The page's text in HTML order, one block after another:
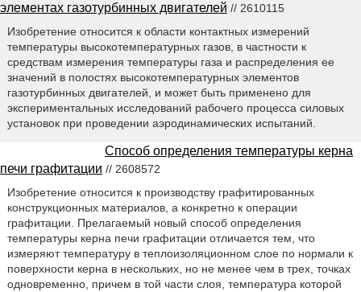
элементах газотурбинных двигателей // 2610115
Изобретение относится к области контактных измерений
температуры высокотемпературных газов, в частности к
средствам измерения температуры газа и распределения ее
значений в полостях высокотемпературных элементов
газотурбинных двигателей, и может быть применено для
экспериментальных исследований рабочего процесса силовых
установок при проведении аэродинамических испытаний.
Способ определения температуры керна
печи графитации // 2608572
Изобретение относится к производству графитированных
конструкционных материалов, а конкретно к операции
графитации. Прелагаемый новый способ определения
температуры керна печи графитации отличается тем, что
измеряют температуру в теплоизоляционном слое по нормали к
поверхности керна в нескольких, но не менее чем в трех, точках
одновременно, причем в той части слоя, температура которой